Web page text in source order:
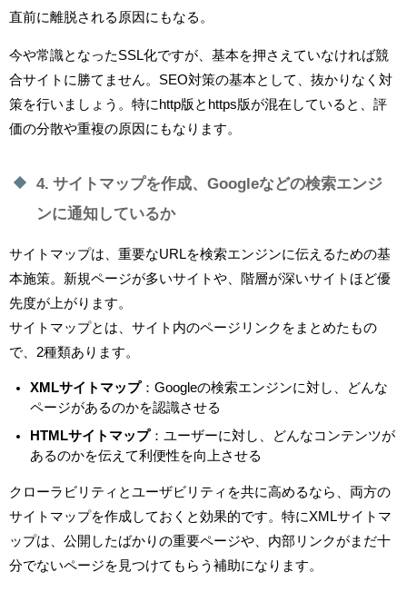
直前に離脱される原因にもなる。
今や常識となったSSL化ですが、基本を押さえていなければ競
合サイトに勝てません。SEO対策の基本として、抜かりなく対
策を行いましょう。特にhttp版とhttps版が混在していると、評
価の分散や重複の原因にもなります。
4. サイトマップを作成、Googleなどの検索エンジ
ンに通知しているか
サイトマップは、重要なURLを検索エンジンに伝えるための基
本施策。新規ページが多いサイトや、階層が深いサイトほど優
先度が上がります。
サイトマップとは、サイト内のページリンクをまとめたもの
で、2種類あります。
XMLサイトマップ：Googleの検索エンジンに対し、どんな
ページがあるのかを認識させる
HTMLサイトマップ：ユーザーに対し、どんなコンテンツが
あるのかを伝えて利便性を向上させる
クローラビリティとユーザビリティを共に高めるなら、両方の
サイトマップを作成しておくと効果的です。特にXMLサイトマ
ップは、公開したばかりの重要ページや、内部リンクがまだ十
分でないページを見つけてもらう補助になります。